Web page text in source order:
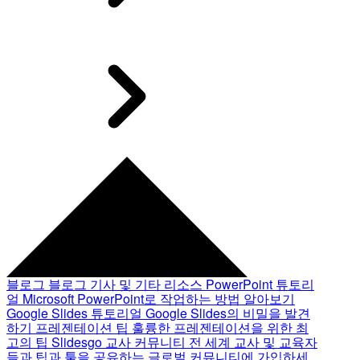
블로그 블로그 기사 및 기타 리소스 PowerPoint 튜토리
얼 Microsoft PowerPoint로 작업하는 방법 알아보기
Google Slides 튜토리얼 Google Slides의 비밀을 발견
하기 프레젠테이션 팁 훌륭한 프레젠테이션을 위한 최
고의 팁 Slidesgo 교사 커뮤니티 전 세계 교사 및 교육자